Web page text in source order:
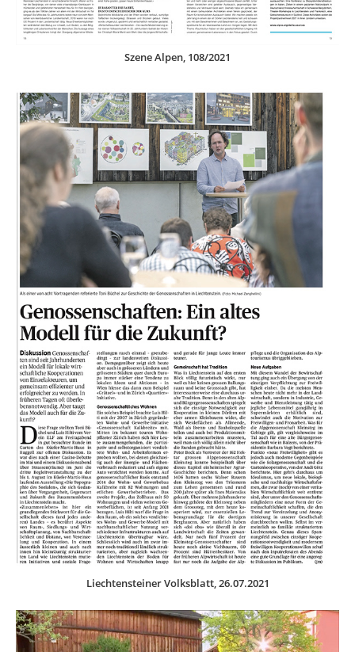
Szene Alpen, 108/2021
Liechtensteiner Volksblatt, 26.07.2021